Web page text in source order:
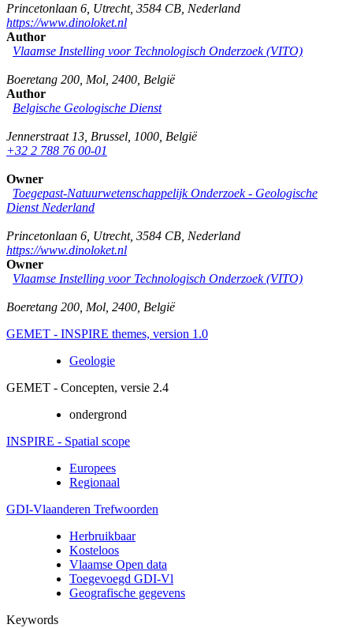
Princetonlaan 6 Utrecht, 3584 CB Nederland
https://www.dinoloket.nl
Author
Vlaamse Instelling voor Technologisch Onderzoek (VITO)
Boeretang 200 Mol 2400 België
Author
Belgische Geologische Dienst
Jennerstraat 13 Brussel 1000 België
+32 2 788 76 00-01
Owner
Toegepast-Natuurwetenschappelijk Onderzoek - Geologische
Dienst Nederland
Princetonlaan 6 Utrecht, 3584 CB Nederland
https://www.dinoloket.nl
Owner
Vlaamse Instelling voor Technologisch Onderzoek (VITO)
Boeretang 200 Mol 2400 België
GEMET - INSPIRE themes, version 1.0
Geologie
GEMET - Concepten, versie 2.4
ondergrond
INSPIRE - Spatial scope
Europees
Regionaal
GDI-Vlaanderen Trefwoorden
Herbruikbaar
Kosteloos
Vlaamse Open data
Toegevoegd GDI-Vl
Geografische gegevens
Keywords